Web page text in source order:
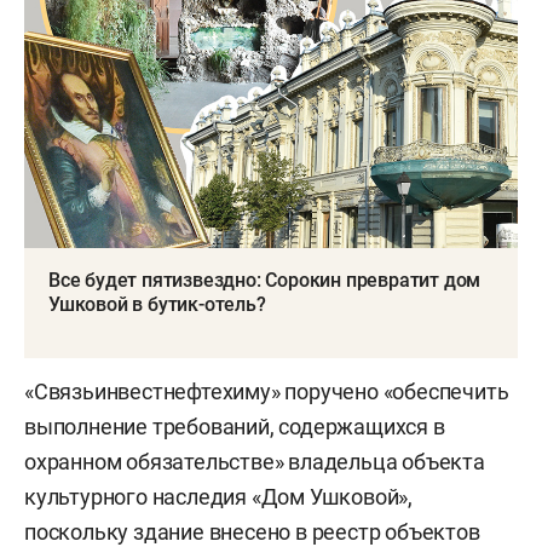
Все будет пятизвездно: Сорокин превратит дом
Ушковой в бутик-отель?
«Связьинвестнефтехиму» поручено «обеспечить
выполнение требований, содержащихся в
охранном обязательстве» владельца объекта
культурного наследия «Дом Ушковой»,
поскольку здание внесено в реестр объектов